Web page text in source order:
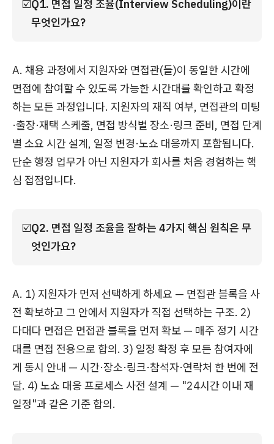
☑️Q1. 면접 일정 조율(Interview Scheduling)이란
무엇인가요?
A. 채용 과정에서 지원자와 면접관(들)이 동일한 시간에
면접에 참여할 수 있도록 가능한 시간대를 확인하고 확정
하는 모든 과정입니다. 지원자의 재직 여부, 면접관의 미팅
·출장·재택 스케줄, 면접 방식별 장소·링크 준비, 면접 단계
별 소요 시간 설계, 일정 변경·노쇼 대응까지 포함됩니다.
단순 행정 업무가 아닌 지원자가 회사를 처음 경험하는 핵
심 접점입니다.
☑️Q2. 면접 일정 조율을 잘하는 4가지 핵심 원칙은 무
엇인가요?
A. 1) 지원자가 먼저 선택하게 하세요 — 면접관 블록을 사
전 확보하고 그 안에서 지원자가 직접 선택하는 구조. 2)
다대다 면접은 면접관 블록을 먼저 확보 — 매주 정기 시간
대를 면접 전용으로 합의. 3) 일정 확정 후 모든 참여자에
게 동시 안내 — 시간·장소·링크·참석자·연락처 한 번에 전
달. 4) 노쇼 대응 프로세스 사전 설계 — "24시간 이내 재
일정"과 같은 기준 합의.